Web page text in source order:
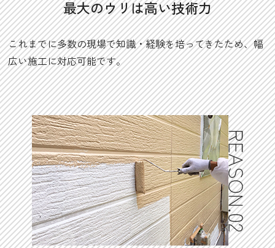
最大のウリは高い技術力
これまでに多数の現場で知識・経験を培ってきたため、幅
広い施工に対応可能です。